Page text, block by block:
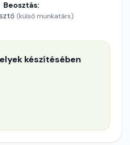
Beosztás:
(külső munkatárs)
készítésében